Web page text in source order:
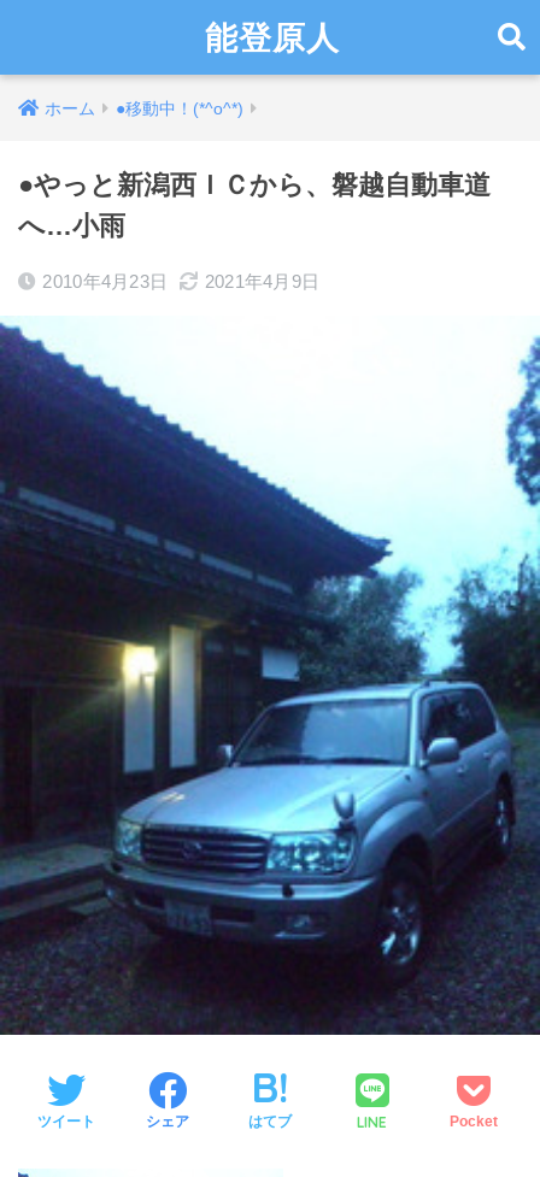
能登原人
ホーム ●移動中！(*^o^*)
●やっと新潟西ＩＣから、磐越自動車道
へ…小雨
2010年4月23日 2021年4月9日
ツイート シェア はてブ LINE Pocket